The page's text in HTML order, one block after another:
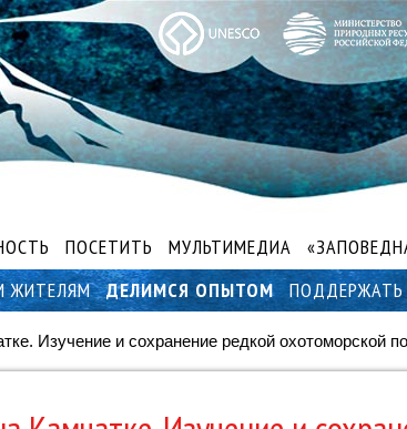
ПОСЕТИТЬ МУЛЬТИМЕДИА
ЖИТЕЛЯМ ДЕЛИМСЯ ОПЫТОМ ПОДДЕРЖАТЬ
Изучение и сохранение редкой охотоморской